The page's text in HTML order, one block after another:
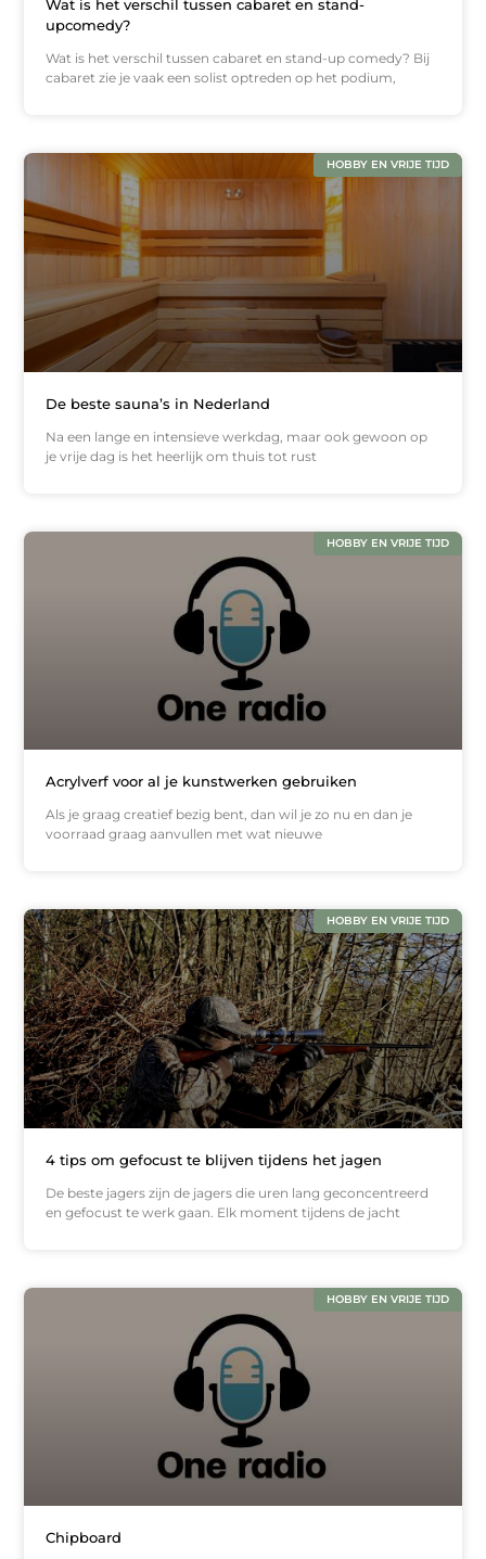
Wat is het verschil tussen cabaret en stand-
upcomedy?
Wat is het verschil tussen cabaret en stand-up comedy? Bij
cabaret zie je vaak een solist optreden op het podium,
HOBBY EN VRIJE TIJD
De beste sauna’s in Nederland
Na een lange en intensieve werkdag, maar ook gewoon op
je vrije dag is het heerlijk om thuis tot rust
HOBBY EN VRIJE TIJD
Acrylverf voor al je kunstwerken gebruiken
Als je graag creatief bezig bent, dan wil je zo nu en dan je
voorraad graag aanvullen met wat nieuwe
HOBBY EN VRIJE TIJD
4 tips om gefocust te blijven tijdens het jagen
De beste jagers zijn de jagers die uren lang geconcentreerd
en gefocust te werk gaan. Elk moment tijdens de jacht
HOBBY EN VRIJE TIJD
Chipboard